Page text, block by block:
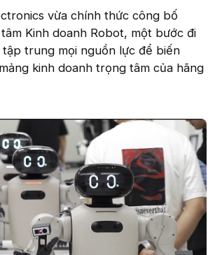
vừa chính thức công bố
Kinh doanh Robot, một bước đi
trung mọi nguồn lực để biến
kinh doanh trọng tâm của hãng